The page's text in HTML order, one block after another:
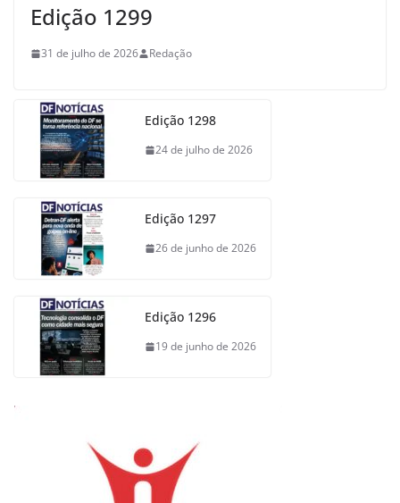
Edição 1299
31 de julho de 2026 Redação
Edição 1298
24 de julho de 2026
Edição 1297
26 de junho de 2026
Edição 1296
19 de junho de 2026